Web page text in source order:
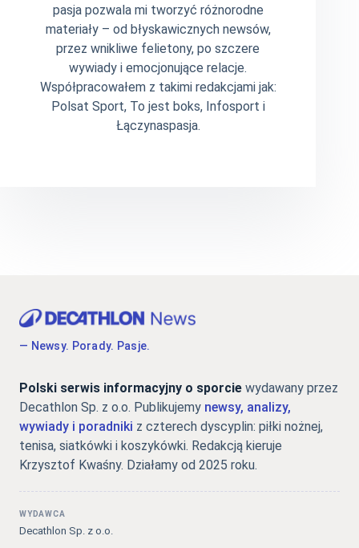
pasja pozwala mi tworzyć różnorodne
materiały – od błyskawicznych newsów,
przez wnikliwe felietony, po szczere
wywiady i emocjonujące relacje.
Współpracowałem z takimi redakcjami jak:
Polsat Sport, To jest boks, Infosport i
Łączynaspasja.
— Newsy. Porady. Pasje.
Polski serwis informacyjny o sporcie wydawany przez
Decathlon Sp. z o.o. Publikujemy newsy, analizy,
wywiady i poradniki z czterech dyscyplin: piłki nożnej,
tenisa, siatkówki i koszykówki. Redakcją kieruje
Krzysztof Kwaśny. Działamy od 2025 roku.
WYDAWCA
Decathlon Sp. z o.o.